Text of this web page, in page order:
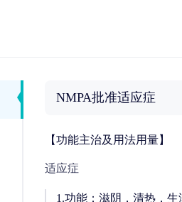
NMPA批准适应症
【功能主治及用法用量】
适应症
1.功能：滋阴，清热，生